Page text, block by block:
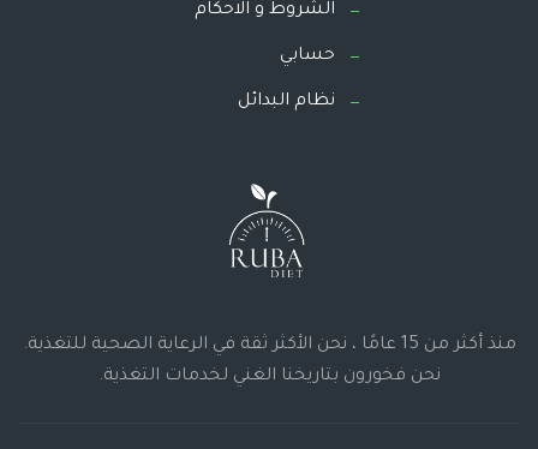
الشروط و الاحكام
حسابي
نظام البدائل
منذ أكثر من 15 عامًا ، نحن الأكثر ثقة في الرعاية الصحية للتغذية.
نحن فخورون بتاريخنا الغني لخدمات التغذية.